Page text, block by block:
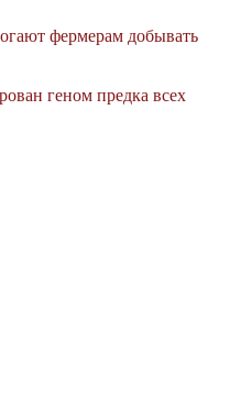
фермерам добывать
геном предка всех